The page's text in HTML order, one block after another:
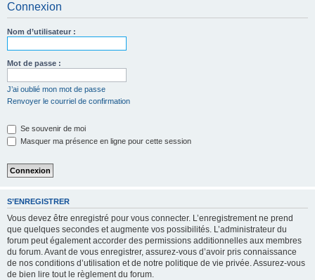
Connexion
Nom d’utilisateur :
Mot de passe :
J’ai oublié mon mot de passe
Renvoyer le courriel de confirmation
Se souvenir de moi
Masquer ma présence en ligne pour cette session
S’ENREGISTRER
Vous devez être enregistré pour vous connecter. L’enregistrement ne prend
que quelques secondes et augmente vos possibilités. L’administrateur du
forum peut également accorder des permissions additionnelles aux membres
du forum. Avant de vous enregistrer, assurez-vous d’avoir pris connaissance
de nos conditions d’utilisation et de notre politique de vie privée. Assurez-vous
de bien lire tout le règlement du forum.